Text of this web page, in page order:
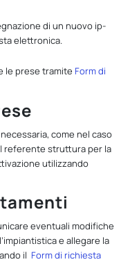
di un nuovo ip-
elettronica.
le prese tramite Form di
come nel caso
referente struttura per la
utilizzando
eventuali modifiche
e allegare la
il Form di richiesta